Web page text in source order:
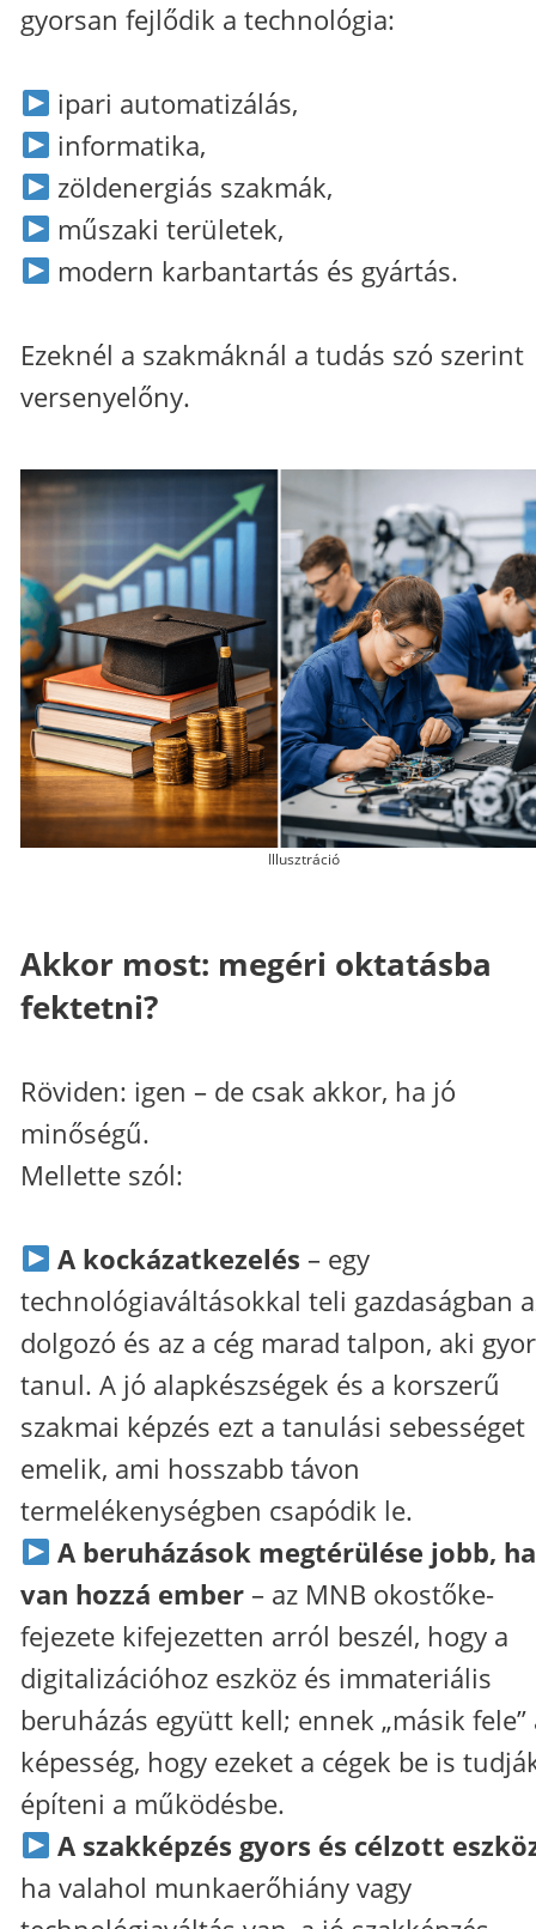
gyorsan fejlődik a technológia:
ipari automatizálás,
informatika,
zöldenergiás szakmák,
műszaki területek,
modern karbantartás és gyártás.
Ezeknél a szakmáknál a tudás szó szerint
versenyelőny.
Illusztráció
Akkor most: megéri oktatásba
fektetni?
Röviden: igen – de csak akkor, ha jó
minőségű.
Mellette szól:
A kockázatkezelés – egy
technológiaváltásokkal teli gazdaságban
dolgozó és az a cég marad talpon, aki
tanul. A jó alapkészségek és a korszerű
szakmai képzés ezt a tanulási sebességet
emelik, ami hosszabb távon
termelékenységben csapódik le.
A beruházások megtérülése jobb, ha
van hozzá ember – az MNB okostőke-
fejezete kifejezetten arról beszél, hogy a
digitalizációhoz eszköz és immateriális
beruházás együtt kell; ennek „másik fele”
képesség, hogy ezeket a cégek be is
építeni a működésbe.
A szakképzés gyors és célzott
ha valahol munkaerőhiány vagy